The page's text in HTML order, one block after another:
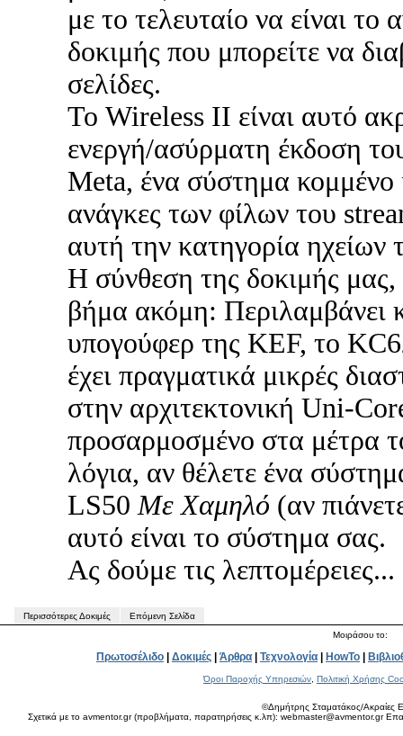
με το τελευταίο να είναι το
δοκιμής που μπορείτε να
σελίδες.
Το Wireless II είναι αυτό
ενεργή/ασύρματη έκδοση
Meta, ένα σύστημα κομμένο
ανάγκες των φίλων του
αυτή την κατηγορία ηχείων
Η σύνθεση της δοκιμής μας,
βήμα ακόμη: Περιλαμβάνει
υπογούφερ της KEF, το
έχει πραγματικά μικρές
στην αρχιτεκτονική Uni-
προσαρμοσμένο στα μέτρα
λόγια, αν θέλετε ένα
LS50Με Χαμηλό (αν
αυτό είναι το σύστημα σας.
Ας δούμε τις λεπτομέρειες...
Περισσότερες Δοκιμές
Επόμενη Σελίδα
Μοιράσου το:
Πρωτοσέλιδο | Δοκιμές | Άρθρα | Τεχνολογία | HowTo |
Όροι Παροχής Υπηρεσιών Πολιτική Χρήσης
©Δημήτρης Σταματάκος/Ακραίες
Σχετικά με το avmentor.gr (προβλήματα, παρατηρήσεις κ.λπ): webmaster@avmentor.gr